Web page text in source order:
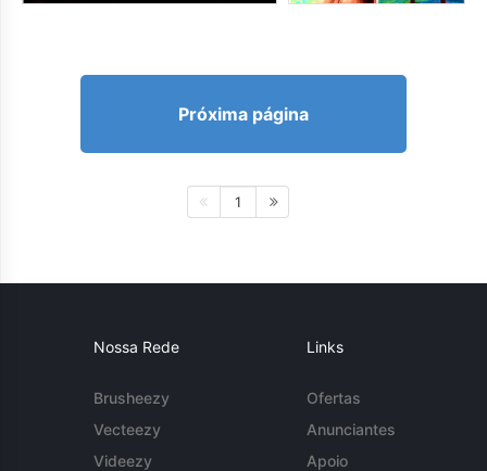
Próxima página
1
Nossa Rede
Brusheezy
Vecteezy
Videezy
Links
Ofertas
Anunciantes
Apoio